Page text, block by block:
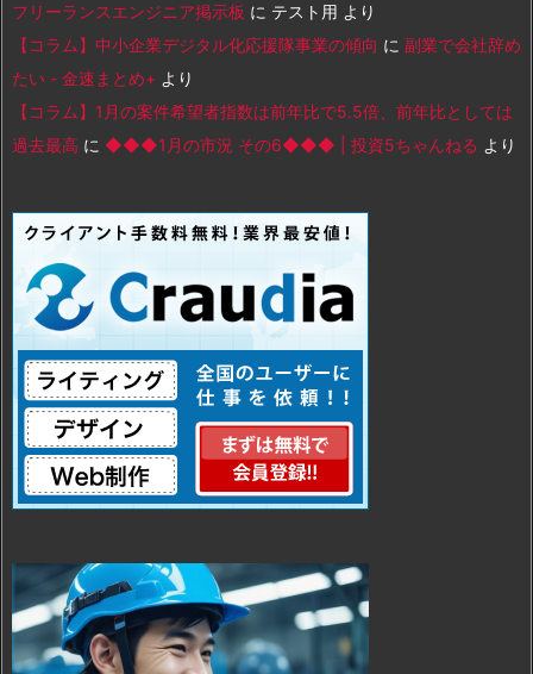
フリーランスエンジニア掲示板 に テスト用 より
【コラム】中小企業デジタル化応援隊事業の傾向 に 副業で会社辞め
たい - 金速まとめ+ より
【コラム】1月の案件希望者指数は前年比で5.5倍、前年比としては
過去最高 に ◆◆◆1月の市況 その6◆◆◆ | 投資5ちゃんねる より